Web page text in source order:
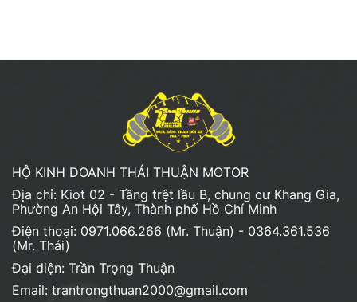
HỘ KINH DOANH THÁI THUẬN MOTOR
Địa chỉ: Kiot 02 - Tầng trệt lầu B, chung cư Khang Gia,
Phường An Hội Tây, Thành phố Hồ Chí Minh
Điện thoại: 0971.066.266 (Mr. Thuận) - 0364.361.536
(Mr. Thái)
Đại diện: Trần Trọng Thuận
Email: trantrongthuan2000@gmail.com